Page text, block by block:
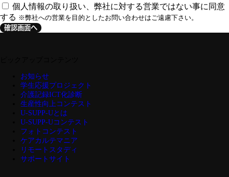
個人情報の取り扱い、弊社に対する営業ではない事に同意
する ※弊社への営業を目的としたお問い合わせはご遠慮下さい。
確認画面へ
お知らせ
学生応援プロジェクト
介護記録ICT化診断
生産性向上コンテスト
U-SUPP-Uとは
U-SUPP-Uコンテスト
フォトコンテスト
ケアカルテマニア
リモートスタディ
サポートサイト